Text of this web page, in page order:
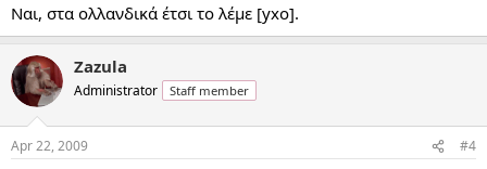
Ναι, στα ολλανδικά έτσι το λέμε [yxo].
Zazula
Administrator Staff member
Apr 22, 2009 #4